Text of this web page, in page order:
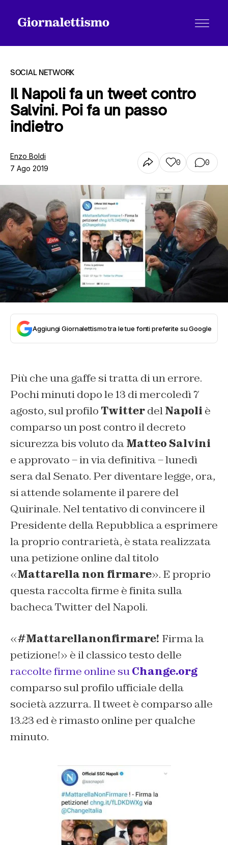
Tutti gli articoli
Chi siamo
SOCIAL NETWORK
Il Napoli fa un tweet contro
Salvini. Poi fa un passo
indietro
Enzo Boldi
7 Ago 2019
0 0
Aggiungi Giornalettismo tra le tue fonti preferite su Google
Più che una gaffe si tratta di un errore.
Pochi minuti dopo le 13 di mercoledì 7
agosto, sul profilo TwitterdelNapoli è
comparso un post contro il decreto
sicurezza bis voluto daMatteo Salvini
e approvato – in via definitiva – lunedì
sera dal Senato. Per diventare legge, ora,
si attende solamente il parere del
Quirinale. Nel tentativo di convincere il
Presidente della Repubblica a esprimere
la proprio contrarietà, è stata realizzata
una petizione online dal titolo
«Mattarella non firmare». E proprio
questa raccolta firme è finita sulla
bacheca Twitter del Napoli.
«#Mattarellanonfirmare! Firma la
petizione!» è il classico testo delle
raccolte firme online suChange.org
comparso sul profilo ufficiale della
società azzurra. Il tweet è comparso alle
13.23 ed è rimasto online per qualche
minuto.